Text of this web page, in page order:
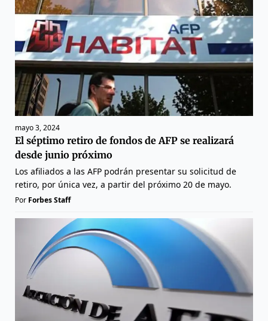
mayo 3, 2024
El séptimo retiro de fondos de AFP se realizará
desde junio próximo
Los afiliados a las AFP podrán presentar su solicitud de
retiro, por única vez, a partir del próximo 20 de mayo.
Por Forbes Staff